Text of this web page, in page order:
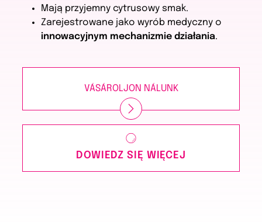
Mają przyjemny cytrusowy smak.
Zarejestrowane jako wyrób medyczny o
innowacyjnym mechanizmie działania.
VÁSÁROLJON NÁLUNK
DOWIEDZ SIĘ WIĘCEJ